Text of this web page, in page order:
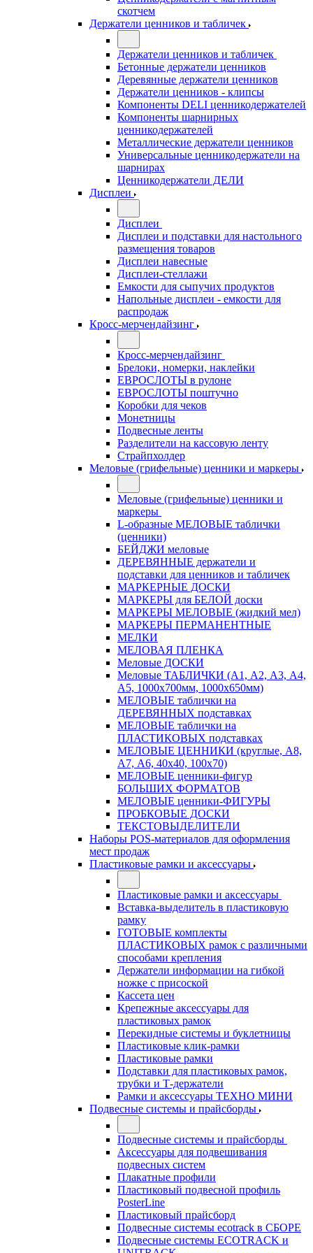
скотчем
Держатели ценников и табличек
Держатели ценников и табличек
Бетонные держатели ценников
Деревянные держатели ценников
Держатели ценников - клипсы
Компоненты DELI ценникодержателей
Компоненты шарнирных
ценникодержателей
Металлические держатели ценников
Универсальные ценникодержатели на
шарнирах
Ценникодержатели ДЕЛИ
Дисплеи
Дисплеи
Дисплеи и подставки для настольного
размещения товаров
Дисплеи навесные
Дисплеи-стеллажи
Емкости для сыпучих продуктов
Напольные дисплеи - емкости для
распродаж
Кросс-мерчендайзинг
Кросс-мерчендайзинг
Брелоки, номерки, наклейки
ЕВРОСЛОТЫ в рулоне
ЕВРОСЛОТЫ поштучно
Коробки для чеков
Монетницы
Подвесные ленты
Разделители на кассовую ленту
Страйпхолдер
Меловые (грифельные) ценники и маркеры
Меловые (грифельные) ценники и
маркеры
L-образные МЕЛОВЫЕ таблички
(ценники)
БЕЙДЖИ меловые
ДЕРЕВЯННЫЕ держатели и
подставки для ценников и табличек
МАРКЕРНЫЕ ДОСКИ
МАРКЕРЫ для БЕЛОЙ доски
МАРКЕРЫ МЕЛОВЫЕ (жидкий мел)
МАРКЕРЫ ПЕРМАНЕНТНЫЕ
МЕЛКИ
МЕЛОВАЯ ПЛЕНКА
Меловые ДОСКИ
Меловые ТАБЛИЧКИ (А1, А2, А3, А4,
А5, 1000х700мм, 1000х650мм)
МЕЛОВЫЕ таблички на
ДЕРЕВЯННЫХ подставках
МЕЛОВЫЕ таблички на
ПЛАСТИКОВЫХ подставках
МЕЛОВЫЕ ЦЕННИКИ (круглые, А8,
А7, А6, 40х40, 100х70)
МЕЛОВЫЕ ценники-фигур
БОЛЬШИХ ФОРМАТОВ
МЕЛОВЫЕ ценники-ФИГУРЫ
ПРОБКОВЫЕ ДОСКИ
ТЕКСТОВЫДЕЛИТЕЛИ
Наборы POS-материалов для оформления
мест продаж
Пластиковые рамки и аксессуары
Пластиковые рамки и аксессуары
Вставка-выделитель в пластиковую
рамку
ГОТОВЫЕ комплекты
ПЛАСТИКОВЫХ рамок с различными
способами крепления
Держатели информации на гибкой
ножке с присоской
Кассета цен
Крепежные аксессуары для
пластиковых рамок
Перекидные системы и буклетницы
Пластиковые клик-рамки
Пластиковые рамки
Подставки для пластиковых рамок,
трубки и Т-держатели
Рамки и аксессуары ТЕХНО МИНИ
Подвесные системы и прайсборды
Подвесные системы и прайсборды
Аксессуары для подвешивания
подвесных систем
Плакатные профили
Пластиковый подвесной профиль
PosterLine
Пластиковый прайсборд
Подвесные системы ecotrack в СБОРЕ
Подвесные системы ECOTRACK и